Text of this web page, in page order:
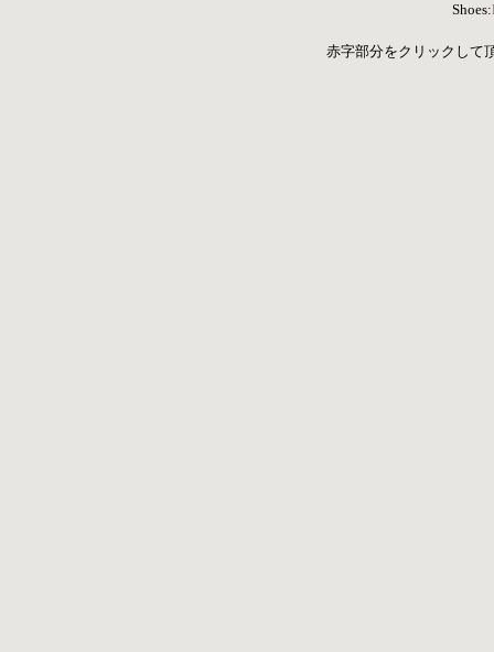
Shoes:
赤字部分をクリックして